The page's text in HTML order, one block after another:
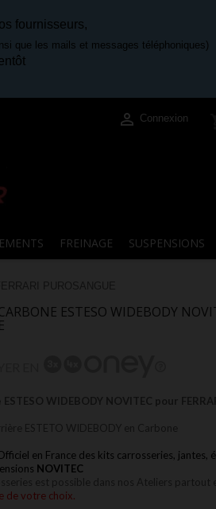
fournisseurs,
que les mails et messages téléphoniques)
 Connexion
FREINAGE SUSPENSIONS
ESTESO WIDEBODY
en France des kits carrosseries, jantes,
NOVITEC
de votre choix.